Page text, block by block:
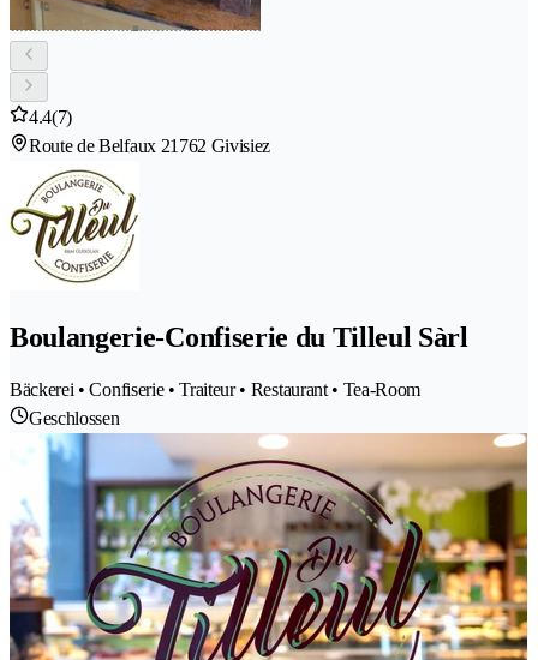
4.4(7)
Route de Belfaux 21762 Givisiez
Boulangerie-Confiserie du Tilleul Sàrl
Bäckerei • Confiserie • Traiteur • Restaurant • Tea-Room
Geschlossen